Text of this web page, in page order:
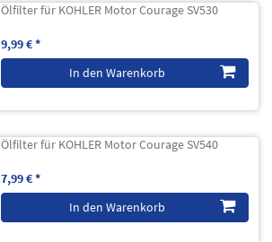
Ölfilter für KOHLER Motor Courage SV530
9,99 € *
In den Warenkorb
Ölfilter für KOHLER Motor Courage SV540
7,99 € *
In den Warenkorb